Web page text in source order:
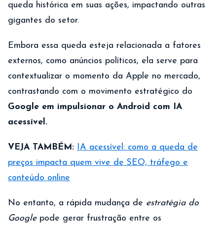
queda histórica em suas ações, impactando outras
gigantes do setor.
Embora essa queda esteja relacionada a fatores
externos, como anúncios políticos, ela serve para
contextualizar o momento da Apple no mercado,
contrastando com o movimento estratégico do
Google em impulsionar o Android com IA
acessível.
VEJA TAMBÉM: IA acessível: como a queda de
preços impacta quem vive de SEO, tráfego e
conteúdo online
No entanto, a rápida mudança de estratégia do
Googlepode gerar frustração entre os